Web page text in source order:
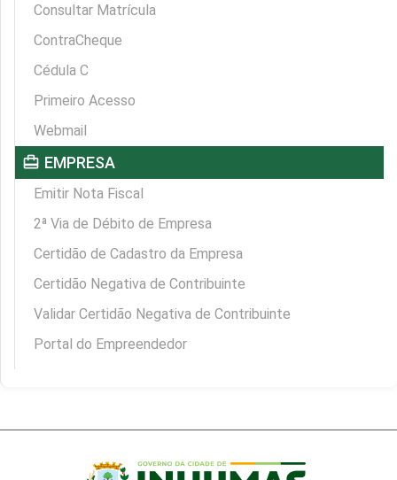
Consultar Matrícula
ContraCheque
Cédula C
Primeiro Acesso
Webmail
card_travel EMPRESA
Emitir Nota Fiscal
2ª Via de Débito de Empresa
Certidão de Cadastro da Empresa
Certidão Negativa de Contribuinte
Validar Certidão Negativa de Contribuinte
Portal do Empreendedor